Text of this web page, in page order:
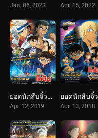
Jan. 06, 2023 Apr. 15, 2022
ยอดนักสืบจิ๋วโคนัน เดอะมูฟวี่ 23: ศึกชิงอัญมณีสีคราม (2019) Detective Conan The Movie 23: The Fist of Blue Sapphire
Apr. 12, 2019 Apr. 13, 2018